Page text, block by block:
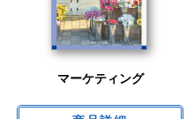
マーケティング